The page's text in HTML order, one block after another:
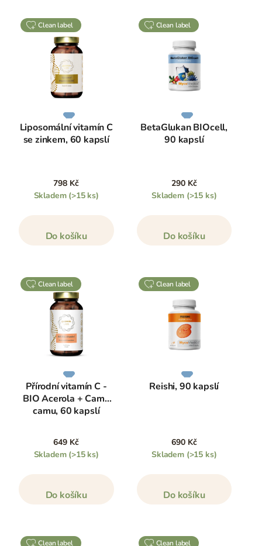
clean label
Liposomální vitamín C
se zinkem, 60 kapslí
798 Kč
Skladem (>15 ks)
Do košíku
clean label
BetaGlukan BIOcell,
90 kapslí
290 Kč
Skladem (>15 ks)
Do košíku
clean label
Přírodní vitamín C -
BIO Acerola + Camu
camu, 60 kapslí
649 Kč
Skladem (>15 ks)
Do košíku
clean label
Reishi, 90 kapslí
690 Kč
Skladem (>15 ks)
Do košíku
clean label clean label